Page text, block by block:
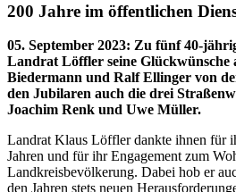
200 Jahre im öffentlichen
05. September 2023: Zu fünf 40-
Landrat Löffler seine Glückwünsche
Biedermann und Ralf Ellinger von
den Jubilaren auch die drei
Joachim Renk und Uwe Müller.
Landrat Klaus Löffler dankte ihnen für
Jahren und für ihr Engagement zum
Landkreisbevölkerung. Dabei hob er
den Jahren stets neuen